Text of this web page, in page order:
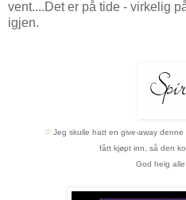
vent....Det er på tide - virkelig
igjen.
♡ Jeg skulle hatt en give-away
fått kjøpt inn, så den
God helg